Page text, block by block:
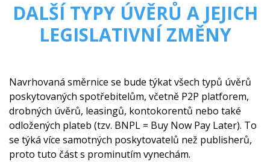
DALŠÍ TYPY ÚVĚRŮ A JEJICH
LEGISLATIVNÍ ZMĚNY
Navrhovaná směrnice se bude týkat všech typů úvěrů
poskytovaných spotřebitelům, včetně P2P platforem,
drobných úvěrů, leasingů, kontokorentů nebo také
odložených plateb (tzv. BNPL = Buy Now Pay Later). To
se týká více samotných poskytovatelů než publisherů,
proto tuto část s prominutím vynechám.